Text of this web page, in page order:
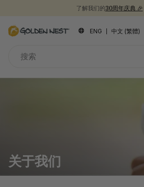
停
了解我们的30周年庆典 🎉
金
ENG 中文 (繁體)
关于我们